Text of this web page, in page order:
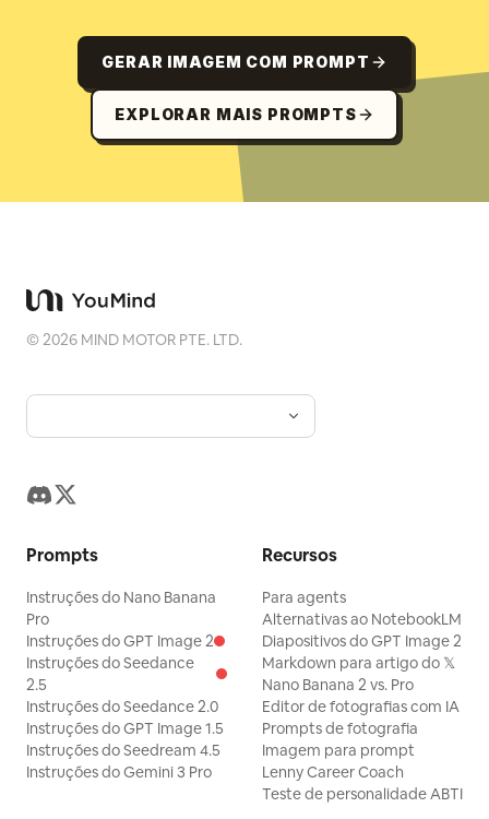
GERAR IMAGEM COM PROMPT
EXPLORAR MAIS PROMPTS
©2026 MIND MOTOR PTE. LTD.
Prompts
Instruções do Nano Banana
Pro
Instruções do GPT Image 2
Instruções do Seedance
2.5
Instruções do Seedance 2.0
Instruções do GPT Image 1.5
Instruções do Seedream 4.5
Instruções do Gemini 3 Pro
Recursos
Para agents
Alternativas ao NotebookLM
Diapositivos do GPT Image 2
Markdown para artigo do 𝕏
Nano Banana 2 vs. Pro
Editor de fotografias com IA
Prompts de fotografia
Imagem para prompt
Lenny Career Coach
Teste de personalidade ABTI